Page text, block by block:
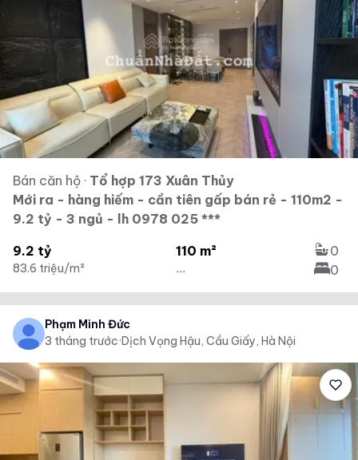
Bán căn hộ · Tổ hợp 173 Xuân Thủy
Mới ra - hàng hiếm - cần tiên gấp bán rẻ - 110m2 -
9.2 tỷ - 3 ngủ - lh 0978 025 ***
9.2 tỷ
83.6 triệu/m²
110 m²
...
0
0
Phạm Minh Đức
3 tháng trước·Dịch Vọng Hậu, Cầu Giấy, Hà Nội